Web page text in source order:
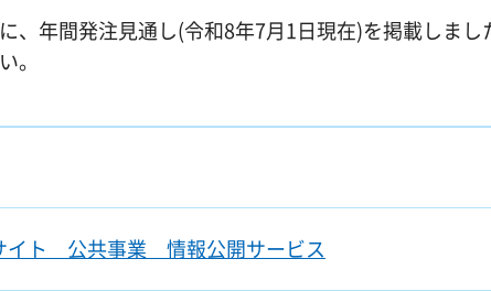
、年間発注見通し(令和8年7月1日現在)を掲載しまし
。
イト 公共事業 情報公開サービス